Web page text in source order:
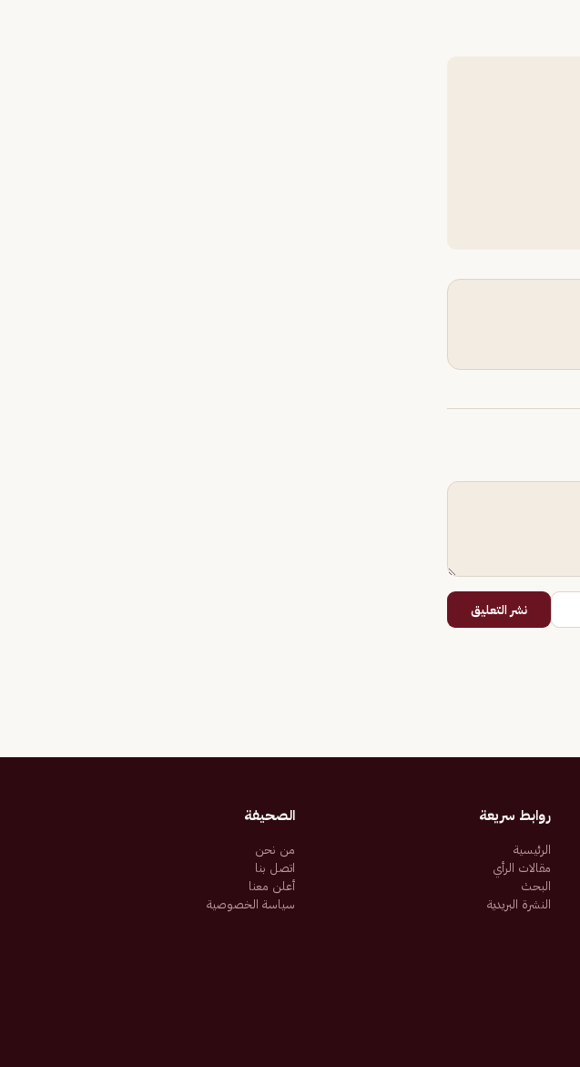
نشر التعليق
روابط سريعة
الرئيسية
مقالات الرأي
البحث
النشرة البريدية
الصحيفة
من نحن
اتصل بنا
أعلن معنا
سياسة الخصوصية